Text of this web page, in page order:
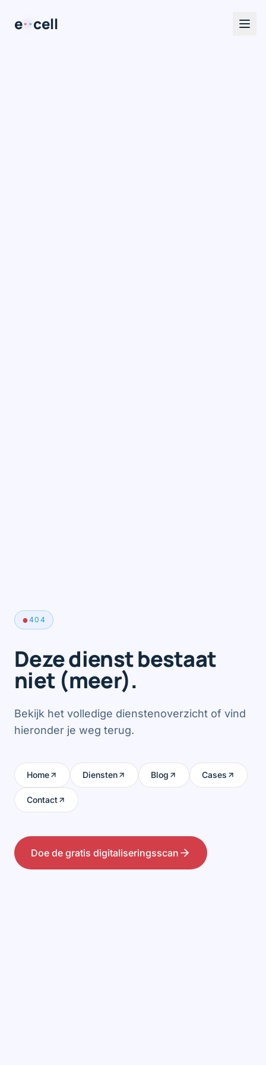
e cell
●404
Deze dienst bestaat
niet (meer).
Bekijk het volledige dienstenoverzicht of vind
hieronder je weg terug.
Home Diensten Blog Cases
Contact
Doe de gratis digitaliseringsscan